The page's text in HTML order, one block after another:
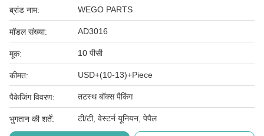
ब्रांड नाम: WEGO PARTS
मॉडल संख्या: AD3016
मूक: 10 पीसी
कीमत: USD+(10-13)+Piece
पैकेजिंग विवरण: तटस्थ बॉक्स पैकिंग
भुगतान की शर्तें: टी/टी, वेस्टर्न यूनियन, पेपैल